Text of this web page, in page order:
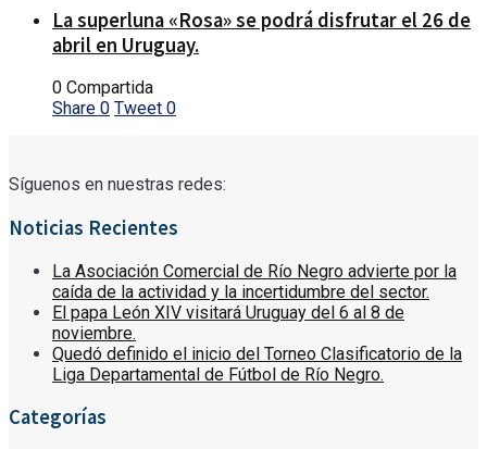
La superluna «Rosa» se podrá disfrutar el 26 de
abril en Uruguay.
0 Compartida
Share 0 Tweet 0
Síguenos en nuestras redes:
Noticias Recientes
La Asociación Comercial de Río Negro advierte por la
caída de la actividad y la incertidumbre del sector.
El papa León XIV visitará Uruguay del 6 al 8 de
noviembre.
Quedó definido el inicio del Torneo Clasificatorio de la
Liga Departamental de Fútbol de Río Negro.
Categorías